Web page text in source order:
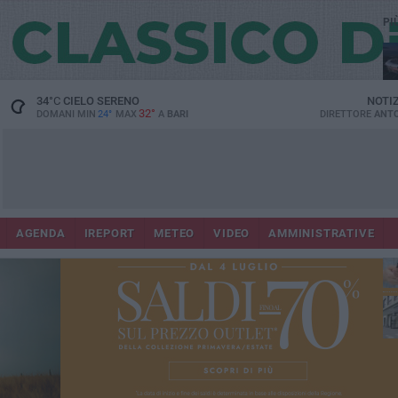
34°CCIELO SERENO
DOMANI MIN 24° MAX 32° A BARI DIRETTORE
AGENDA IREPORT METEO VIDEO AMMINISTRATIVE